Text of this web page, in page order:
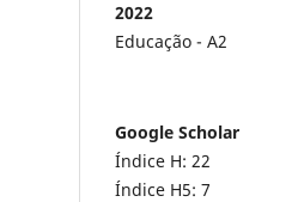
2022
Educação - A2
Google Scholar
Índice H: 22
Índice H5: 7